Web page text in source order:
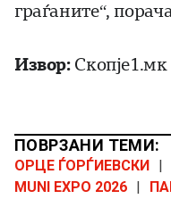
граѓаните“,
Извор:Скопје1.мк
ПОВРЗАНИ ТЕМИ:
ОРЦЕ ЃОРЃИЕВСКИ
MUNI EXPO 2026